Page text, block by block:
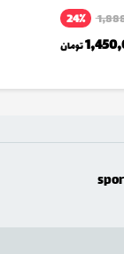
24٪
تومان